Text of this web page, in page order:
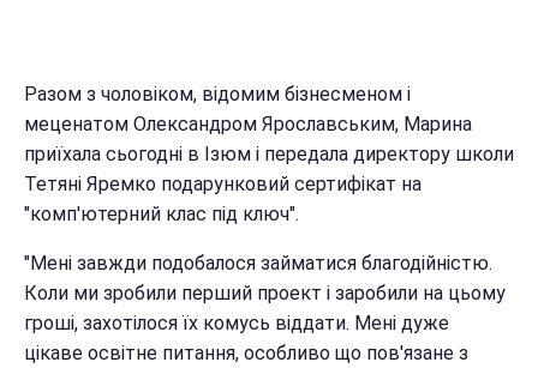
Разом з чоловіком, відомим бізнесменом і
меценатом Олександром Ярославським, Марина
приїхала сьогодні в Ізюм і передала директору школи
Тетяні Яремко подарунковий сертифікат на
"комп'ютерний клас під ключ".
"Мені завжди подобалося займатися благодійністю.
Коли ми зробили перший проект і заробили на цьому
гроші, захотілося їх комусь віддати. Мені дуже
цікаве освітне питання, особливо що пов'язане з